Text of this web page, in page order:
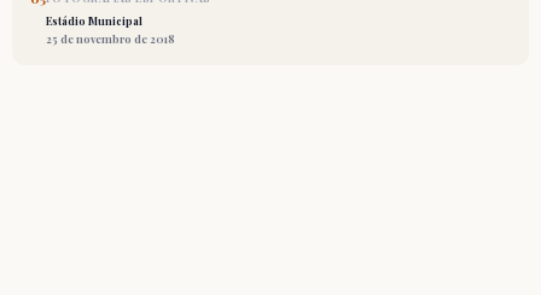
Estádio Municipal
25 de novembro de 2018